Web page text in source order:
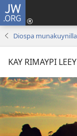
JW.ORG
Diospa
KAY RIMAYPI LEEY